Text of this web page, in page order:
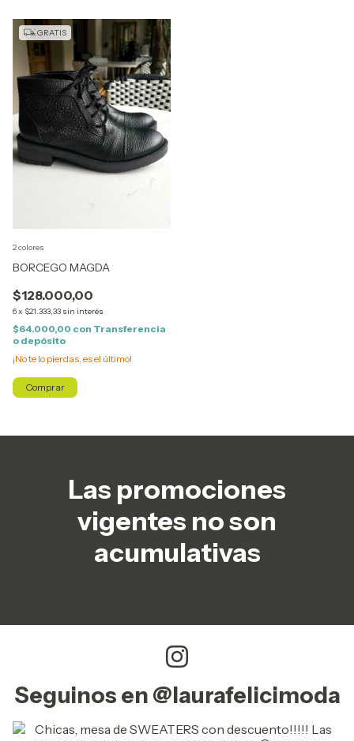
GRATIS
BORCEGO MAGDA
$128.000,00
6x $21.333,33 sin interés
$64.000,00 con Transferencia
o depósito
¡No te lo pierdas, es el último!
2 colores
Comprar
Las promociones
vigentes no son
acumulativas
Seguinos en @laurafelicimoda